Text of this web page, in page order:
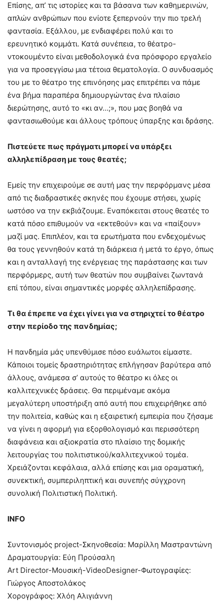
Επίσης, απ’ τις ιστορίες και τα βάσανα των καθημερινών,
απλών ανθρώπων που ενίοτε ξεπερνούν την πιο τρελή
φαντασία. Εξάλλου, με ενδιαφέρει πολύ και το
ερευνητικό κομμάτι. Κατά συνέπεια, το θέατρο-
ντοκουμέντο είναι μεθοδολογικά ένα πρόσφορο εργαλείο
για να προσεγγίσω μια τέτοια θεματολογία. Ο συνδυασμός
του με το θέατρο της επινόησης μας επιτρέπει να πάμε
ένα βήμα παραπέρα δημιουργώντας ένα πλαίσιο
διερώτησης, αυτό το «κι αν…;», που μας βοηθά να
φαντασιωθούμε και άλλους τρόπους ύπαρξης και δράσης.
Πιστεύετε πως πράγματι μπορεί να υπάρξει
αλληλεπίδραση με τους θεατές;
Εμείς την επιχειρούμε σε αυτή μας την περφόρμανς μέσα
από τις διαδραστικές σκηνές που έχουμε στήσει, χωρίς
ωστόσο να την εκβιάζουμε. Εναπόκειται στους θεατές το
κατά πόσο επιθυμούν να «εκτεθούν» και να «παίξουν»
μαζί μας. Επιπλέον, και τα ερωτήματα που ενδεχομένως
θα τους γεννηθούν κατά τη διάρκεια ή μετά το έργο, όπως
και η ανταλλαγή της ενέργειας της παράστασης και των
περφόρμερς, αυτή των θεατών που συμβαίνει ζωντανά
επί τόπου, είναι σημαντικές μορφές αλληλεπίδρασης.
Τι θα έπρεπε να έχει γίνει για να στηριχτεί το θέατρο
στην περίοδο της πανδημίας;
Η πανδημία μάς υπενθύμισε πόσο ευάλωτοι είμαστε.
Κάποιοι τομείς δραστηριότητας επλήγησαν βαρύτερα από
άλλους, ανάμεσα σ’ αυτούς το θέατρο κι όλες οι
καλλιτεχνικές δράσεις. Θα περιμέναμε ακόμα
μεγαλύτερη υποστήριξη από αυτή που επιχειρήθηκε από
την πολιτεία, καθώς και η εξαιρετική εμπειρία που ζήσαμε
να γίνει η αφορμή για εξορθολογισμό και περισσότερη
διαφάνεια και αξιοκρατία στο πλαίσιο της δομικής
λειτουργίας του πολιτιστικού/καλλιτεχνικού τομέα.
Χρειάζονται κεφάλαια, αλλά επίσης και μια οραματική,
συνεκτική, συμπεριληπτική και συνεπής σύγχρονη
συνολική Πολιτιστική Πολιτική.
INFO
Συντονισμός project-Σκηνοθεσία: Μαρίλλη Μαστραντώνη
Δραματουργία: Εύη Προύσαλη
Art Director-Μουσική-VideoDesigner-Φωτογραφίες:
Γιώργος Αποστολάκος
Χορογράφος: Χλόη Αλιγιάννη